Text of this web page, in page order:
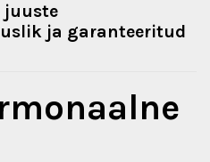
juuste
ja garanteeritud